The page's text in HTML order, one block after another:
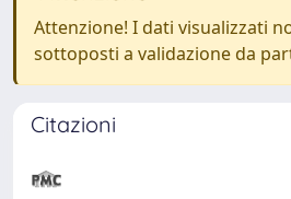
Attenzione! I dati visualizzati
sottoposti a validazione da
Citazioni